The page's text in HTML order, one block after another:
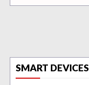
SMART DEVICES